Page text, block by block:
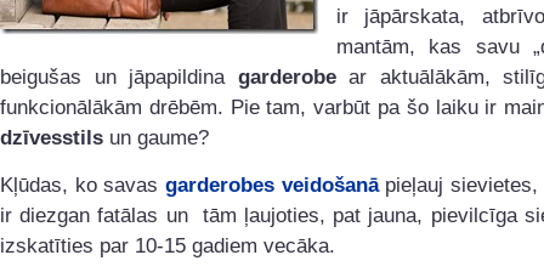
ir jāpārskata,
mantām, kas savu
beigušas un jāpapildina garderobear aktuālākām,
funkcionālākām drēbēm. Pie tam, varbūt pa šo laiku ir
dzīvesstils un gaume?
Kļūdas, ko savas garderobes veidošanāpieļauj sievietes,
ir diezgan fatālas un tām ļaujoties, pat jauna, pievilcīga
izskatīties par 10-15 gadiem vecāka.